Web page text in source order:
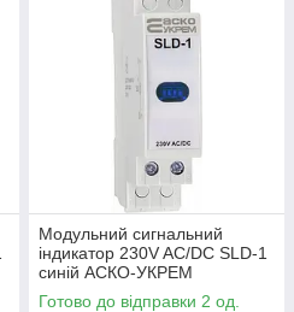
Модульний сигнальний
індикатор 230V AC/DC SLD-1
синій АСКО-УКРЕМ
A0140030034
Готово до відправки 2 од.